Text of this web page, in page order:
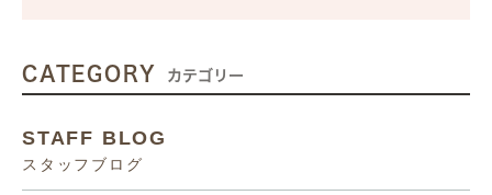
CATEGORY カテゴリー
STAFF BLOG
スタッフブログ